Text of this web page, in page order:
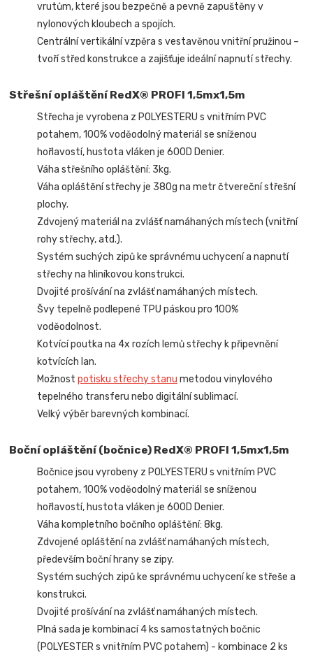
vrutům, které jsou bezpečně a pevně zapuštěny v
nylonových kloubech a spojích.
Centrální vertikální vzpěra s vestavěnou vnitřní pružinou –
tvoří střed konstrukce a zajišťuje ideální napnutí střechy.
Střešní opláštění RedX® PROFI 1,5mx1,5m
Střecha je vyrobena z POLYESTERU s vnitřním PVC
potahem, 100% voděodolný materiál se sníženou
hořlavostí, hustota vláken je 600D Denier.
Váha střešního opláštění: 3kg.
Váha opláštění střechy je 380g na metr čtvereční střešní
plochy.
Zdvojený materiál na zvlášť namáhaných místech (vnitřní
rohy střechy, atd.).
Systém suchých zipů ke správnému uchycení a napnutí
střechy na hliníkovou konstrukci.
Dvojité prošívání na zvlášť namáhaných místech.
Švy tepelně podlepené TPU páskou pro 100%
voděodolnost.
Kotvící poutka na 4x rozích lemů střechy k připevnění
kotvících lan.
Možnostpotisku střechy stanu metodou vinylového
tepelného transferu nebo digitální sublimací.
Velký výběr barevných kombinací.
Boční opláštění (bočnice) RedX® PROFI 1,5mx1,5m
Bočnice jsou vyrobeny z POLYESTERU s vnitřním PVC
potahem, 100% voděodolný materiál se sníženou
hořlavostí, hustota vláken je 600D Denier.
Váha kompletního bočního opláštění: 8kg.
Zdvojené opláštění na zvlášť namáhaných místech,
především boční hrany se zipy.
Systém suchých zipů ke správnému uchycení ke střeše a
konstrukci.
Dvojité prošívání na zvlášť namáhaných místech.
Plná sada je kombinací 4 ks samostatných bočnic
(POLYESTER s vnitřním PVC potahem) - kombinace 2 ks